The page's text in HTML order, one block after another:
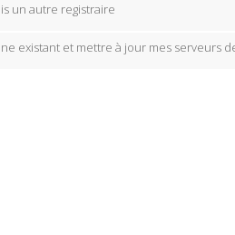
un autre registraire
existant et mettre à jour mes serveurs